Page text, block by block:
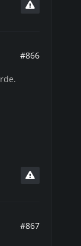
#866
#867